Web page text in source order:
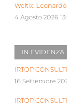
Weltix:
4 Agosto 2026
IN EVIDENZA
IRTOP
16 Settembre
IRTOP